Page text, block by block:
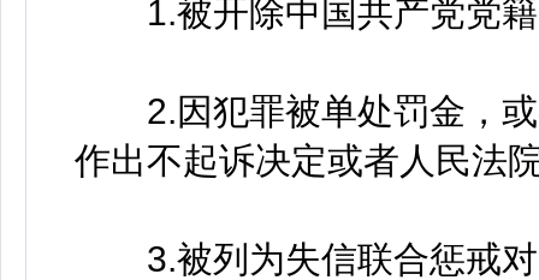
1.被开除中国共产党党籍
2.因犯罪被单处罚金，或
作出不起诉决定或者人民法
3.被列为失信联合惩戒对